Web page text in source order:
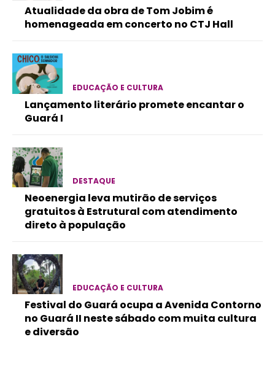
Atualidade da obra de Tom Jobim é
homenageada em concerto no CTJ Hall
EDUCAÇÃO E CULTURA
Lançamento literário promete encantar o
Guará I
DESTAQUE
Neoenergia leva mutirão de serviços
gratuitos à Estrutural com atendimento
direto à população
EDUCAÇÃO E CULTURA
Festival do Guará ocupa a Avenida Contorno
no Guará II neste sábado com muita cultura
e diversão